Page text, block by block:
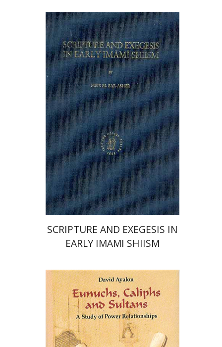
מאיר מ' בר-אשר
הנחת אתר ספר מודפס
$72
$65
SCRIPTURE AND EXEGESIS IN
EARLY IMAMI SHIISM
דוד איילון